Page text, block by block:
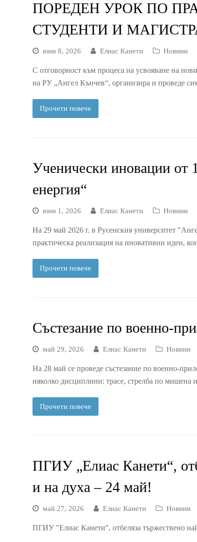
ПОРЕДЕН УРОК ПО
СТУДЕНТИ И
юни 8, 2026 Елиас Канети Новини
С отговорност към процеса на усвояване на
на РУ „Ангел Кънчев“, организира и проведе
Прочети повече
Ученически иновации от
енергия“
юни 1, 2026 Елиас Канети Новини
На 29 май 2026 г. в Русенския университет
практическа реализация на иновативни идеи,
Прочети повече
Състезание по военно-
май 29, 2026 Елиас Канети Новини
На 28 май се проведе състезание по военно-
няколко дисциплини: трасе, стрелба по мишена
Прочети повече
ПГИУ „Елиас Канети“,
и на духа – 24 май!
май 27, 2026 Елиас Канети Новини
ПГИУ "Елиас Канети", отбеляза тържествено